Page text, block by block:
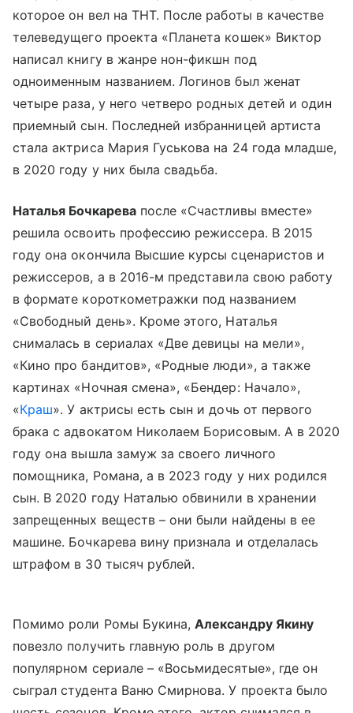
которое он вел на ТНТ. После работы в качестве
телеведущего проекта «Планета кошек» Виктор
написал книгу в жанре нон-фикшн под
одноименным названием. Логинов был женат
четыре раза, у него четверо родных детей и один
приемный сын. Последней избранницей артиста
стала актриса Мария Гуськова на 24 года младше,
в 2020 году у них была свадьба.
Наталья Бочкаревапосле «Счастливы вместе»
решила освоить профессию режиссера. В 2015
году она окончила Высшие курсы сценаристов и
режиссеров, а в 2016-м представила свою работу
в формате короткометражки под названием
«Свободный день». Кроме этого, Наталья
снималась в сериалах «Две девицы на мели»,
«Кино про бандитов», «Родные люди», а также
картинах «Ночная смена», «Бендер: Начало»,
«Краш». У актрисы есть сын и дочь от первого
брака с адвокатом Николаем Борисовым. А в 2020
году она вышла замуж за своего личного
помощника, Романа, а в 2023 году у них родился
сын. В 2020 году Наталью обвинили в хранении
запрещенных веществ – они были найдены в ее
машине. Бочкарева вину признала и отделалась
штрафом в 30 тысяч рублей.
Помимо роли Ромы Букина,Александру Якину
повезло получить главную роль в другом
популярном сериале – «Восьмидесятые», где он
сыграл студента Ваню Смирнова. У проекта было